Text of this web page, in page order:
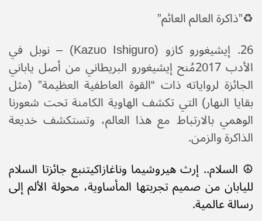
♻️​”ذاكرة العالم العائم”
​26. إيشيغورو كازو (Kazuo Ishiguro) – نوبل في
الأدب 2017​مُنح إيشيغورو البريطاني من أصل ياباني
الجائزة لرواياته ذات “القوة العاطفية العظيمة” (مثل
بقايا النهار) التي تكشف الهاوية الكامنة تحت شعورنا
الوهمي بالارتباط مع هذا العالم، وتستكشف خديعة
الذاكرة والزمن.​
☮️ السلام.. إرث هيروشيما وناغازاكي​تنبع جائزتا السلام
لليابان من صميم تجربتها المأساوية، محولة الألم إلى
رسالة عالمية.​